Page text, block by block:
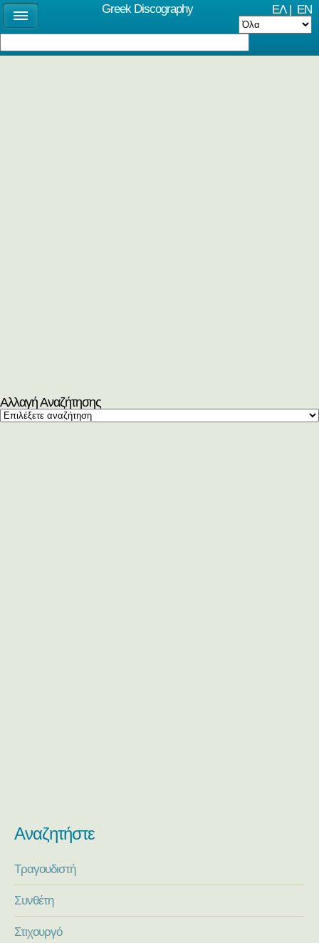
ΕΛ| EN
Αλλαγή Αναζήτησης
Αναζητήστε
Τραγουδιστή
Συνθέτη
Στιχουργό
Greek Discography